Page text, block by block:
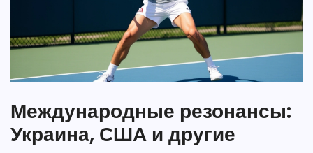
Международные резонансы:
Украина, США и другие